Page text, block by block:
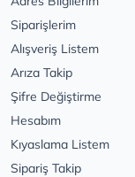
Siparişlerim
Alışveriş Listem
Arıza Takip
Şifre Değiştirme
Hesabım
Kıyaslama Listem
Sipariş Takip